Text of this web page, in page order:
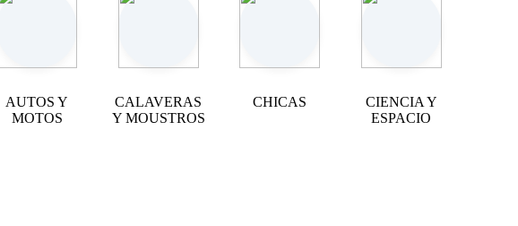
AUTOS Y
MOTOS
CALAVERAS
Y MOUSTROS
CHICAS
CIENCIA Y
ESPACIO